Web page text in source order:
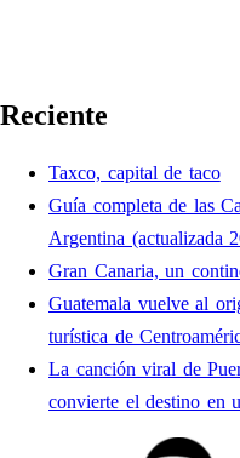
Reciente
Taxco, capital de taco
Guía completa de las
Argentina (actualizada
Gran Canaria, un
Guatemala vuelve al
turística de
La canción viral de
convierte el destino en